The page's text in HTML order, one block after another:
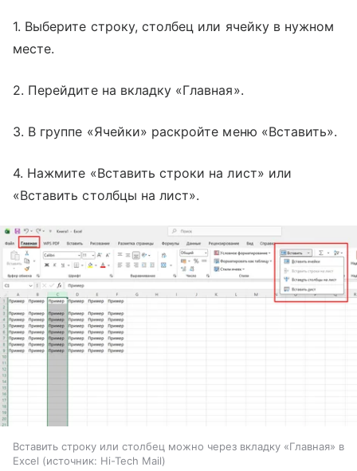
1. Выберите строку, столбец или ячейку в нужном
месте.
2. Перейдите на вкладку «Главная».
3. В группе «Ячейки» раскройте меню «Вставить».
4. Нажмите «Вставить строки на лист» или
«Вставить столбцы на лист».
Вставить строку или столбец можно через вкладку «Главная» в
Excel
источник: Hi-Tech Mail